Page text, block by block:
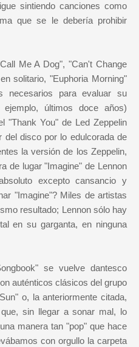
sintiendo canciones como
que se le debería prohibir
Me A Dog", "Can't Change
solitario, "Euphoria Morning"
necesarios para evaluar su
últimos doce años)
"Thank You" de Led Zeppelin
del disco por lo edulcorada de
la versión de los Zeppelin,
de lugar "Imagine" de Lennon
excepto cansancio y
"Imagine"? Miles de artistas
resultado; Lennon sólo hay
en su garganta, en ninguna
se vuelve dantesco
auténticos clásicos del grupo
o, la anteriormente citada,
sin llegar a sonar mal, lo
manera tan "pop" que hace
con orgullo la carpeta